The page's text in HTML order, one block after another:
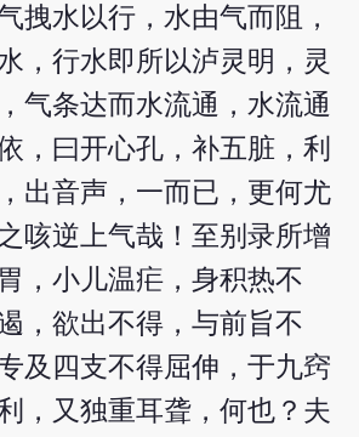
拽水以行，水由气而阻，
，行水即所以泸灵明，灵
气条达而水流通，水流通
，曰开心孔，补五脏，利
出音声，一而已，更何尤
咳逆上气哉！至别录所增
，小儿温疟，身积热不
，欲出不得，与前旨不
及四支不得屈伸，于九窍
，又独重耳聋，何也？夫